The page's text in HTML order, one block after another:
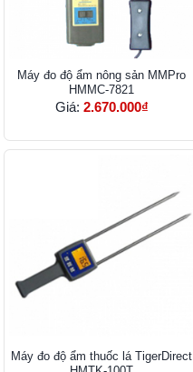
Máy đo độ ẩm nông sản MMPro
HMMC-7821
Giá: 2.670.000₫
Máy đo độ ẩm thuốc lá TigerDirect